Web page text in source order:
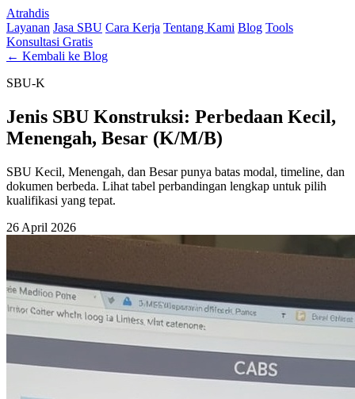
Atrahdis
Layanan Jasa SBU Cara Kerja Tentang Kami Blog Tools
Konsultasi Gratis
← Kembali ke Blog
SBU-K
Jenis SBU Konstruksi: Perbedaan Kecil,
Menengah, Besar (K/M/B)
SBU Kecil, Menengah, dan Besar punya batas modal, timeline, dan
dokumen berbeda. Lihat tabel perbandingan lengkap untuk pilih
kualifikasi yang tepat.
26 April 2026